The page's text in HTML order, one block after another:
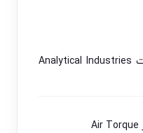
نمایندگی محصولات Analytical Industries